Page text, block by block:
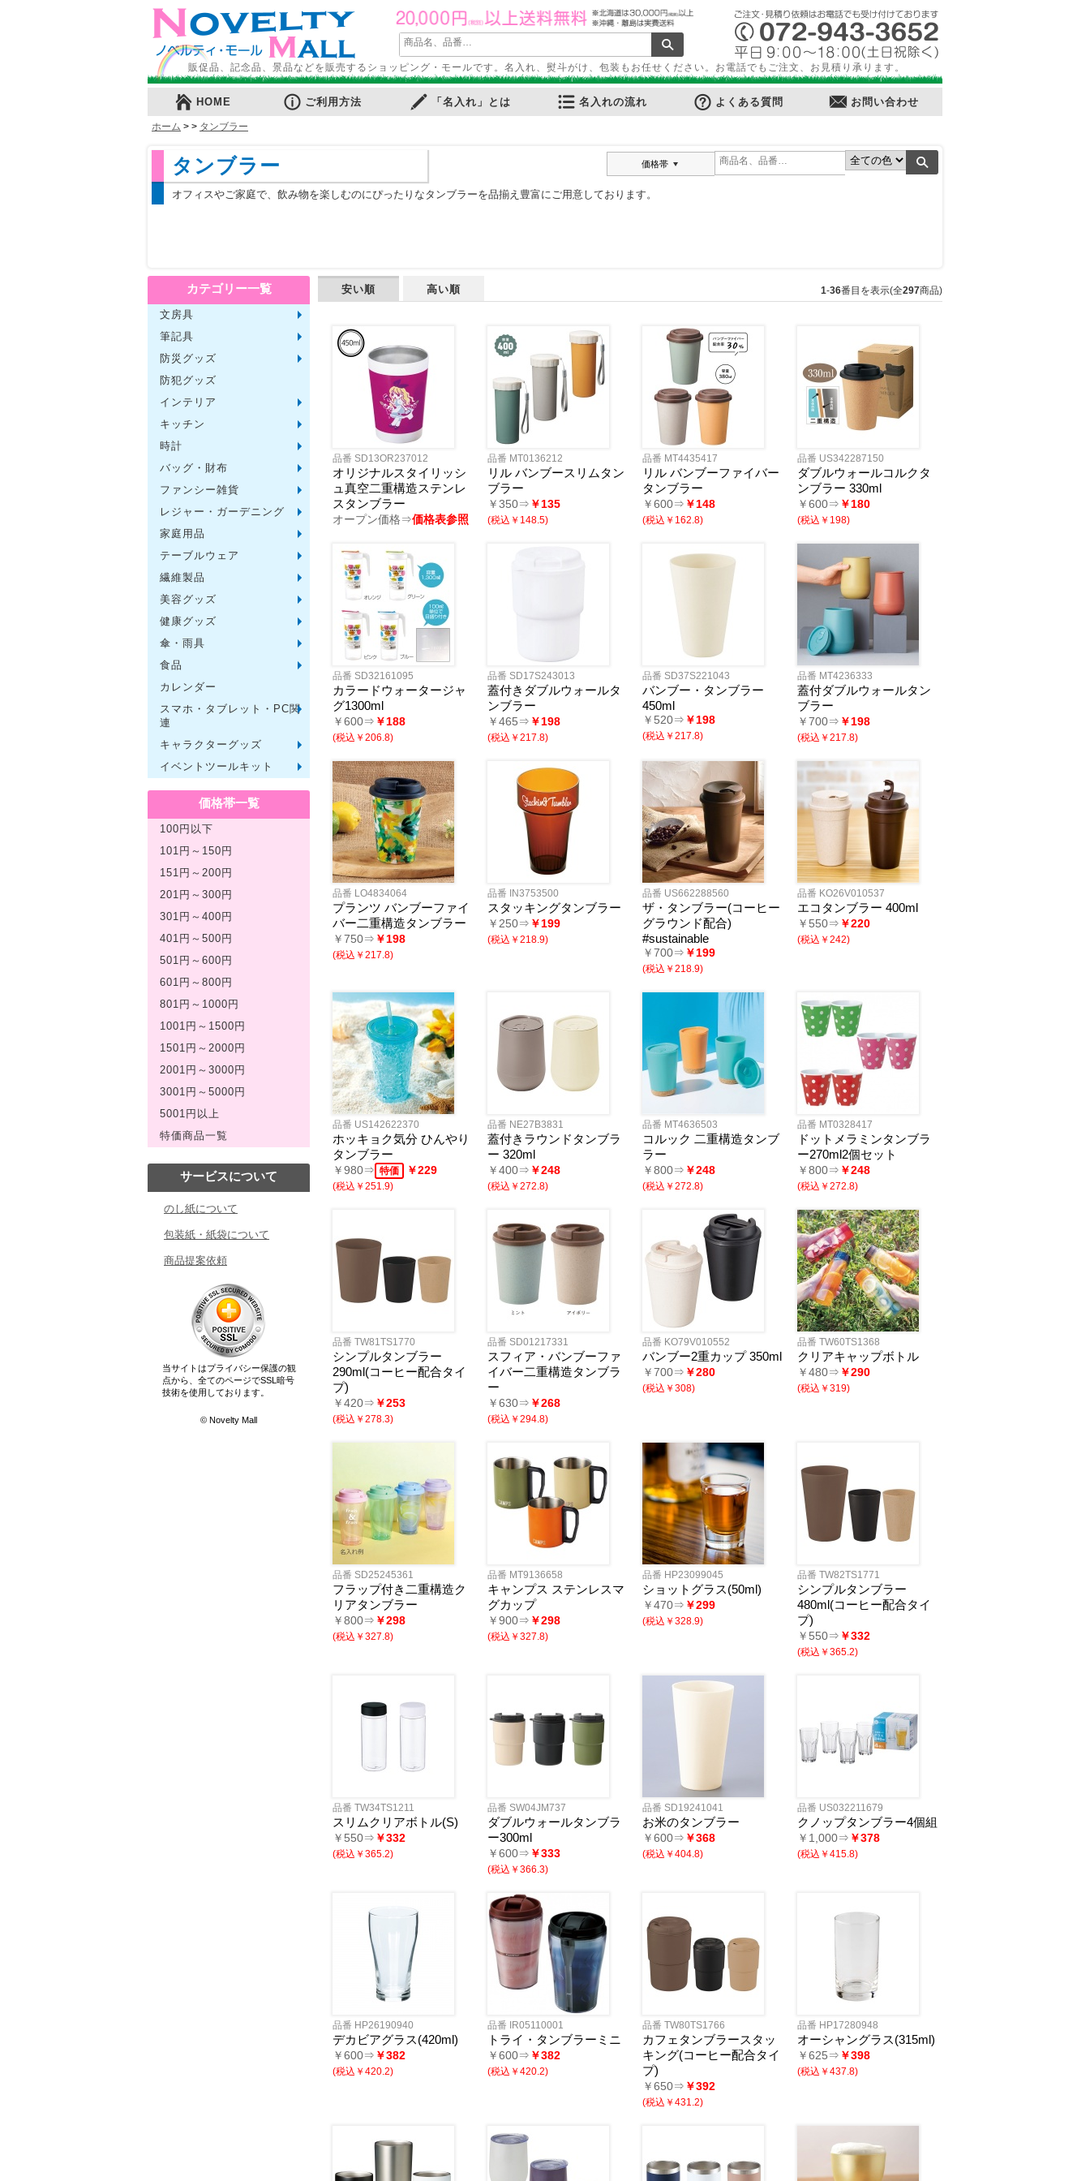
販促品、記念品、景品などを販売するショッピング・モールです。名入れ、熨斗がけ、包装もお任せください。お電話でもご注文、お見積り承ります。
HOME ご利用方法 「名入れ」とは 名入れの流れ よくある質問 お問い合わせ
ホーム > > タンブラー
タンブラー 価格帯
オフィスやご家庭で、飲み物を楽しむのにぴったりなタンブラーを品揃え豊富にご用意しております。
カテゴリー一覧
文房具
筆記具
単色ボールペン
多色・多機能ペン
国内メーカー筆記具
高級筆記具
マーカー・色鉛筆・クレヨン
シャープペン
万年筆
その他
防災グッズ
ライト
電池不要！防災用品
ラジオ
ブランケット・シート
携帯充電可能グッズ
非常食
防災セット
その他
防犯グッズ
インテリア
フォトフレーム
アロマディフューザー
ライト・キャンドル
インテリア小物
クッション・チェア
キッチン
スチーマー・鍋
キッチン家電
はかり・スケール
時計
置時計・目覚し時計
腕時計・ストップウォッチ
バッグ・財布
トートバッグ
ポーチ・巾着
エコバッグ
保温冷バッグ
レジカゴバッグ
財布
同柄シリーズ
その他
ファンシー雑貨
玩具
アニマルキャラクター
スイーツモチーフ
アクセサリー
お守・縁起物
その他
レジャー・ガーデニング
保温冷バッグ・ケース
水筒・ボトル・タンブラー
ランチボックス
シート・クッション・チェア
ドライブ・トラベル
ライト・ツール
ガーデニング用品
夏グッズ
その他
家庭用品
テーブルウェア
陶磁器
カップ・湯呑
ガラス製品
おはし類・カトラリー
タンブラー
その他
繊維製品
タオル
クロス・クリーナー
ブランケット
マフラー・スカーフ
衣類
その他
美容グッズ
コスメグッズ
ミラー
ネイルケア
バスグッズ
その他
健康グッズ
体脂肪対策
マッサージ・リラックス
温湿度管理
歩数計
その他
傘・雨具
折りたたみ傘
晴雨兼用傘
レインコート・ポンチョ
その他
食品
カレンダー
スマホ・タブレット・PC関
連
バッテリー&充電器
タッチペン
クリーナー
PC関連グッズ
スマホ関連グッズ
キャラクターグッズ 文房具
バッグ・財布
レジャー用品
テーブルウェア
繊維製品
その他
イベントツールキット
〜30人用
〜50人用
100人用〜
その他
価格帯一覧
100円以下
101円～150円
151円～200円
201円～300円
301円～400円
401円～500円
501円～600円
601円～800円
801円～1000円
1001円～1500円
1501円～2000円
2001円～3000円
3001円～5000円
5001円以上
特価商品一覧
サービスについて
のし紙について
包装紙・紙袋について
商品提案依頼
当サイトはプライバシー保護の観
点から、全てのページでSSL暗号
技術を使用しております。
© Novelty Mall
安い順 高い順 1-36番目を表示(全297商品)
品番 SD13OR237012
オリジナルスタイリッシ
ュ真空二重構造ステンレ
スタンブラー
オープン価格⇒価格表参照
品番 MT0136212
リル バンブースリムタン
ブラー
￥350⇒ ￥135
(税込￥148.5)
品番 MT4435417
リル バンブーファイバー
タンブラー
￥600⇒ ￥148
(税込￥162.8)
品番 US342287150
ダブルウォールコルクタ
ンブラー 330ml
￥600⇒ ￥180
(税込￥198)
品番 SD32161095
カラードウォータージャ
グ1300ml
￥600⇒ ￥188
(税込￥206.8)
品番 SD17S243013
蓋付きダブルウォールタ
ンブラー
￥465⇒ ￥198
(税込￥217.8)
品番 SD37S221043
バンブー・タンブラー
450ml
￥520⇒ ￥198
(税込￥217.8)
品番 MT4236333
蓋付ダブルウォールタン
ブラー
￥700⇒ ￥198
(税込￥217.8)
品番 LO4834064
プランツ バンブーファイ
バー二重構造タンブラー
￥750⇒ ￥198
(税込￥217.8)
品番 IN3753500
スタッキングタンブラー
￥250⇒ ￥199
(税込￥218.9)
品番 US662288560
ザ・タンブラー(コーヒー
グラウンド配合)
#sustainable
￥700⇒ ￥199
(税込￥218.9)
品番 KO26V010537
エコタンブラー 400ml
￥550⇒ ￥220
(税込￥242)
品番 US142622370
ホッキョク気分 ひんやり
タンブラー
￥980⇒ 特価 ￥229
(税込￥251.9)
品番 NE27B3831
蓋付きラウンドタンブラ
ー 320ml
￥400⇒ ￥248
(税込￥272.8)
品番 MT4636503
コルック 二重構造タンブ
ラー
￥800⇒ ￥248
(税込￥272.8)
品番 MT0328417
ドットメラミンタンブラ
ー270ml2個セット
￥800⇒ ￥248
(税込￥272.8)
品番 TW81TS1770
シンプルタンブラー
290ml(コーヒー配合タイ
プ)
￥420⇒ ￥253
(税込￥278.3)
品番 SD01217331
スフィア・バンブーファ
イバー二重構造タンブラ
ー
￥630⇒ ￥268
(税込￥294.8)
品番 KO79V010552
バンブー2重カップ 350ml
￥700⇒ ￥280
(税込￥308)
品番 TW60TS1368
クリアキャップボトル
￥480⇒ ￥290
(税込￥319)
品番 SD25245361
フラップ付き二重構造ク
リアタンブラー
￥800⇒ ￥298
(税込￥327.8)
品番 MT9136658
キャンプス ステンレスマ
グカップ
￥900⇒ ￥298
(税込￥327.8)
品番 HP23099045
ショットグラス(50ml)
￥470⇒ ￥299
(税込￥328.9)
品番 TW82TS1771
シンプルタンブラー
480ml(コーヒー配合タイ
プ)
￥550⇒ ￥332
(税込￥365.2)
品番 TW34TS1211
スリムクリアボトル(S)
￥550⇒ ￥332
(税込￥365.2)
品番 SW04JM737
ダブルウォールタンブラ
ー300ml
￥600⇒ ￥333
(税込￥366.3)
品番 SD19241041
お米のタンブラー
￥600⇒ ￥368
(税込￥404.8)
品番 US032211679
クノップタンブラー4個組
￥1,000⇒ ￥378
(税込￥415.8)
品番 HP26190940
デカビアグラス(420ml)
￥600⇒ ￥382
(税込￥420.2)
品番 IR05110001
トライ・タンブラーミニ
￥600⇒ ￥382
(税込￥420.2)
品番 TW80TS1766
カフェタンブラースタッ
キング(コーヒー配合タイ
プ)
￥650⇒ ￥392
(税込￥431.2)
品番 HP17280948
オーシャングラス(315ml)
￥625⇒ ￥398
(税込￥437.8)